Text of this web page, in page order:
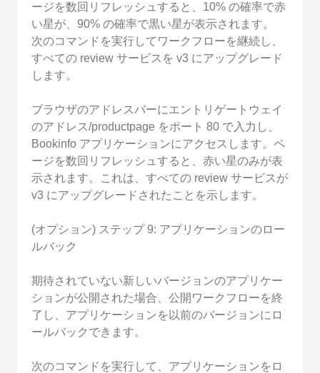
ージを数回リフレッシュすると、10% の確率で赤
い星が、90% の確率で黒い星が表示されます。
次のコマンドを実行してワークフローを継続し、
すべての review サービスを v3 にアップグレード
します。
ブラウザのアドレスバーにエントリゲートウェイ
のアドレス/productpage をポート 80 で入力し、
Bookinfo アプリケーションにアクセスします。ペ
ージを数回リフレッシュすると、赤い星のみが表
示されます。これは、すべての review サービスが
v3 にアップグレードされたことを示します。
(オプション) ステップ 9: アプリケーションのロー
ルバック
期待されていない新しいバージョンのアプリケー
ションが公開された場合、公開ワークフローを終
了し、アプリケーションを以前のバージョンにロ
ールバックできます。
次のコマンドを実行して、アプリケーションをロ